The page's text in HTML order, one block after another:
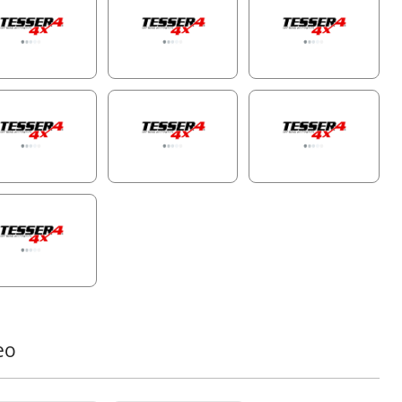
mit Nebelscheinwerfern:
Wird mit einer
Edelstahlplatte geliefert, die bereit ist,
Sichtbarkeit bei jedem Abenteuer gewährleistet.
Überschlags zu schützen, bietet diese Rollbar zuverlässige
neben Stil.
Equipment mit dieser Ergänzung zur Tessera4x4-Reihe
bekannt ist.
Matt-Pulverbeschichtung – Für Langlebigkeit
genehmigt von QUALICOAT (Klasse
1, Genehmigung #P-0780). Mit einer Dicke von
Mikrometern unter Verwendung modernster